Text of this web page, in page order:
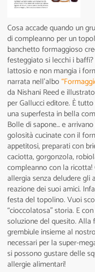
Cosa accade quando un
di compleanno per un
banchetto formaggioso
festeggiato si lecchi i
lattosio e non mangia i
narrata nell’albo
da Nishani Reed e
per Gallucci editore. È
una superfesta in bella
Bolle di sapone… e
golosità cucinate con il
appetitosi, preparati con
caciotta, gorgonzola,
compleanno con la
allergia senza deludere gli
reazione dei suoi amici.
festa del topolino. Vuoi
“cioccolatosa” storia. E
soluzione del quesito.
grembiule insieme al
necessari per la super-
si possono gustare delle
allergie alimentari!